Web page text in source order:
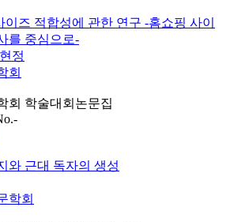
즈 적합성에 관한 연구 -홈쇼핑 사이
를 중심으로-
정
회
회 학술대회논문집
와 근대 독자의 생성
학회